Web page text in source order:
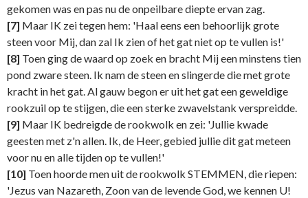
gekomen was en pas nu de onpeilbare diepte ervan zag.
[7] Maar IK zei tegen hem: 'Haal eens een behoorlijk grote
steen voor Mij, dan zal Ik zien of het gat niet op te vullen is!'
[8] Toen ging de waard op zoek en bracht Mij een minstens tien
pond zware steen. Ik nam de steen en slingerde die met grote
kracht in het gat. Al gauw begon er uit het gat een geweldige
rookzuil op te stijgen, die een sterke zwavelstank verspreidde.
[9] Maar IK bedreigde de rookwolk en zei: 'Jullie kwade
geesten met z'n allen. Ik, de Heer, gebied jullie dit gat meteen
voor nu en alle tijden op te vullen!'
[10] Toen hoorde men uit de rookwolk STEMMEN, die riepen:
'Jezus van Nazareth, Zoon van de levende God, we kennen U!